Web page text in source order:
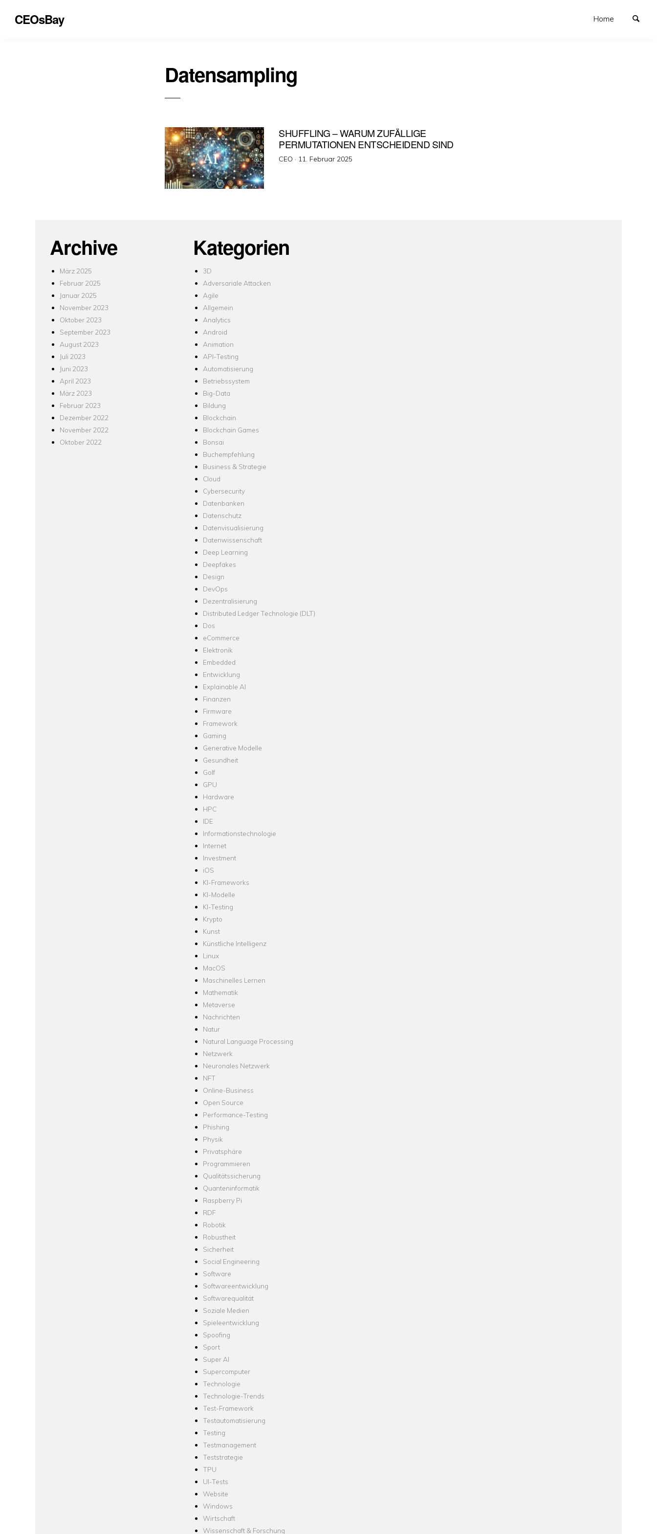
CEOsBay Home
Datensampling
SHUFFLING – WARUM ZUFÄLLIGE
PERMUTATIONEN ENTSCHEIDEND SIND
CEO · Veröffentlicht
11. Februar 2025
Archive
März 2025
Februar 2025
Januar 2025
November 2023
Oktober 2023
September 2023
August 2023
Juli 2023
Juni 2023
April 2023
März 2023
Februar 2023
Dezember 2022
November 2022
Oktober 2022
Kategorien
3D
Adversariale Attacken
Agile
Allgemein
Analytics
Android
Animation
API-Testing
Automatisierung
Betriebssystem
Big-Data
Bildung
Blockchain
Blockchain Games
Bonsai
Buchempfehlung
Business & Strategie
Cloud
Cybersecurity
Datenbanken
Datenschutz
Datenvisualisierung
Datenwissenschaft
Deep Learning
Deepfakes
Design
DevOps
Dezentralisierung
Distributed Ledger Technologie (DLT)
Dos
eCommerce
Elektronik
Embedded
Entwicklung
Explainable AI
Finanzen
Firmware
Framework
Gaming
Generative Modelle
Gesundheit
Golf
GPU
Hardware
HPC
IDE
Informationstechnologie
Internet
Investment
iOS
KI-Frameworks
KI-Modelle
KI-Testing
Krypto
Kunst
Künstliche Intelligenz
Linux
MacOS
Maschinelles Lernen
Mathematik
Metaverse
Nachrichten
Natur
Natural Language Processing
Netzwerk
Neuronales Netzwerk
NFT
Online-Business
Open Source
Performance-Testing
Phishing
Physik
Privatsphäre
Programmieren
Qualitätssicherung
Quanteninformatik
Raspberry Pi
RDF
Robotik
Robustheit
Sicherheit
Social Engineering
Software
Softwareentwicklung
Softwarequalität
Soziale Medien
Spieleentwicklung
Spoofing
Sport
Super AI
Supercomputer
Technologie
Technologie-Trends
Test-Framework
Testautomatisierung
Testing
Testmanagement
Teststrategie
TPU
UI-Tests
Website
Windows
Wirtschaft
Wissenschaft & Forschung